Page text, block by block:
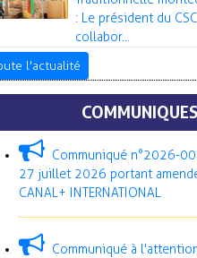
: Le président du
collabor...
l'actualité
COMMUNIQUES
Communiqué n°2026-
27 juillet 2026 portant
CANAL+ INTERNATIONAL
Communiqué à